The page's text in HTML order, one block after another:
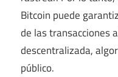
Bitcoin puede
de las transacciones
descentralizada,
público.